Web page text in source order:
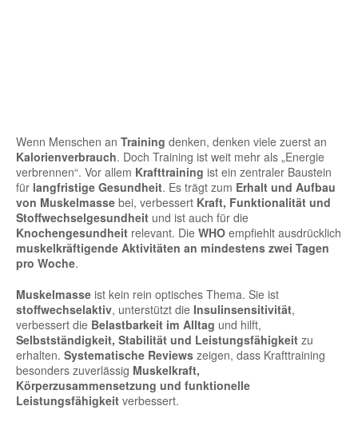
Wenn Menschen an Training denken, denken viele zuerst an
Kalorienverbrauch. Doch Training ist weit mehr als „Energie
verbrennen“. Vor allem Krafttraining ist ein zentraler Baustein
für langfristige Gesundheit. Es trägt zum Erhalt und Aufbau
von Muskelmasse bei, verbessert Kraft, Funktionalität und
Stoffwechselgesundheit und ist auch für die
Knochengesundheit relevant. Die WHO empfiehlt ausdrücklich
muskelkräftigende Aktivitäten an mindestens zwei Tagen
pro Woche.
Muskelmasse ist kein rein optisches Thema. Sie ist
stoffwechselaktiv, unterstützt die Insulinsensitivität,
verbessert die Belastbarkeit im Alltag und hilft,
Selbstständigkeit, Stabilität und Leistungsfähigkeit zu
erhalten. Systematische Reviews zeigen, dass Krafttraining
besonders zuverlässig Muskelkraft,
Körperzusammensetzung und funktionelle
Leistungsfähigkeit verbessert.